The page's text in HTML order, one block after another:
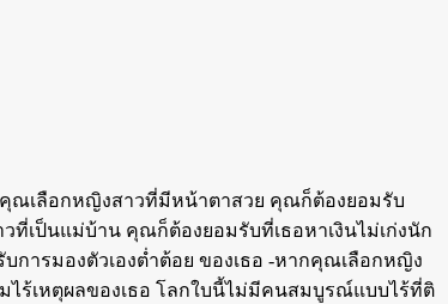
ณเลือกหญิงสาวที่มีหน้าตาสวย คุณก็ต้องยอมรับ
ที่เป็นแม่บ้าน คุณก็ต้องยอมรับที่เธอหาเงินไม่เก่งนัก
ารมองตัวเองต่ำต้อย ของเธอ -หากคุณเลือกหญิง
ร้เหตุผลของเธอ โลกใบนี้ไม่มีคนสมบูรณ์แบบไร้ที่ติ